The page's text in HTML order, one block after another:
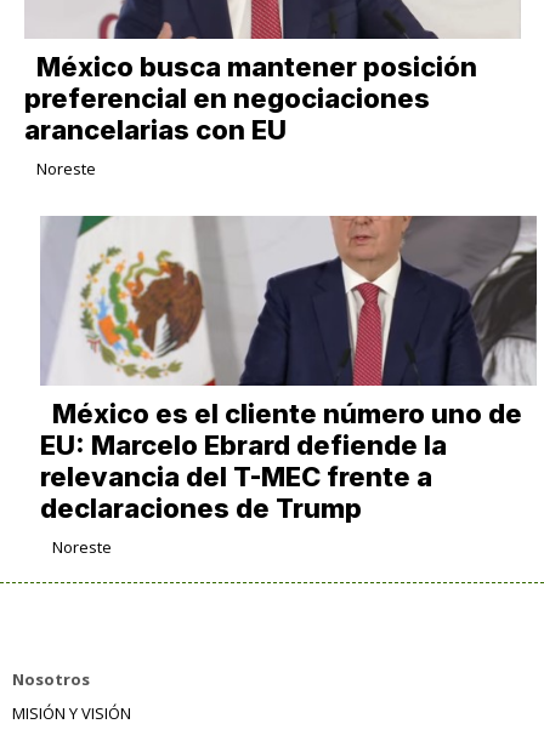
México busca mantener posición
preferencial en negociaciones
arancelarias con EU
Noreste
México es el cliente número uno de
EU: Marcelo Ebrard defiende la
relevancia del T-MEC frente a
declaraciones de Trump
Noreste
Nosotros
MISIÓN Y VISIÓN